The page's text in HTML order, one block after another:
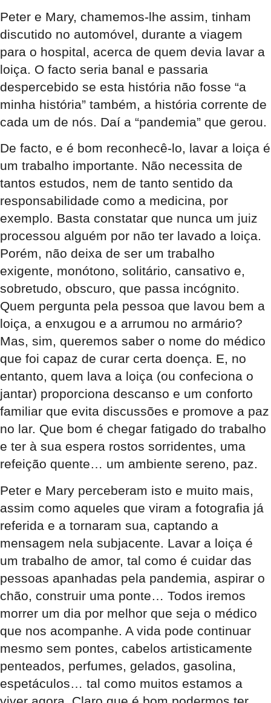
Peter e Mary, chamemos-lhe assim, tinham
discutido no automóvel, durante a viagem
para o hospital, acerca de quem devia lavar a
loiça. O facto seria banal e passaria
despercebido se esta história não fosse “a
minha história” também, a história corrente de
cada um de nós. Daí a “pandemia” que gerou.
De facto, e é bom reconhecê-lo, lavar a loiça é
um trabalho importante. Não necessita de
tantos estudos, nem de tanto sentido da
responsabilidade como a medicina, por
exemplo. Basta constatar que nunca um juiz
processou alguém por não ter lavado a loiça.
Porém, não deixa de ser um trabalho
exigente, monótono, solitário, cansativo e,
sobretudo, obscuro, que passa incógnito.
Quem pergunta pela pessoa que lavou bem a
loiça, a enxugou e a arrumou no armário?
Mas, sim, queremos saber o nome do médico
que foi capaz de curar certa doença. E, no
entanto, quem lava a loiça (ou confeciona o
jantar) proporciona descanso e um conforto
familiar que evita discussões e promove a paz
no lar. Que bom é chegar fatigado do trabalho
e ter à sua espera rostos sorridentes, uma
refeição quente… um ambiente sereno, paz.
Peter e Mary perceberam isto e muito mais,
assim como aqueles que viram a fotografia já
referida e a tornaram sua, captando a
mensagem nela subjacente. Lavar a loiça é
um trabalho de amor, tal como é cuidar das
pessoas apanhadas pela pandemia, aspirar o
chão, construir uma ponte… Todos iremos
morrer um dia por melhor que seja o médico
que nos acompanhe. A vida pode continuar
mesmo sem pontes, cabelos artisticamente
penteados, perfumes, gelados, gasolina,
espetáculos… tal como muitos estamos a